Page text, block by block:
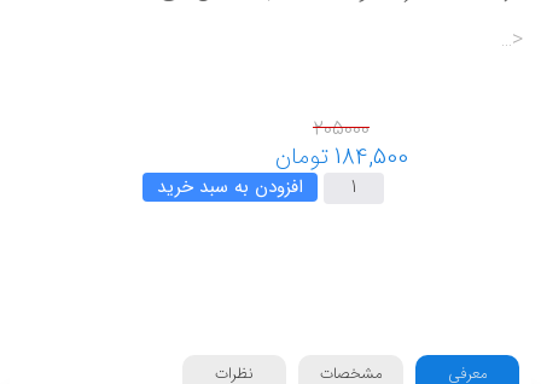
<...
افزودن به سبد خرید
معرفی مشخصات نظرات